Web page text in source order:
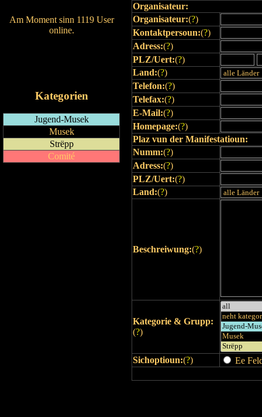
Am Moment sinn 1119 User
online.
Kategorien
Jugend-Musek
Musek
Strëpp
Comité
Organisateur:
Organisateur:(?)
Kontaktpersoun:(?)
Adress:(?)
PLZ/Uert:(?)
Land:(?)
Telefon:(?)
Telefax:(?)
E-Mail:(?)
Homepage:(?)
Plaz vun der Manifestatioun:
Numm:(?)
Adress:(?)
PLZ/Uert:(?)
Land:(?)
Beschreiwung:(?)
Kategorie & Grupp:
(?)
Sichoptioun:(?) Ee